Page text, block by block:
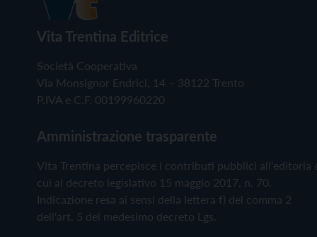
Vita Trentina Editrice
Società Cooperativa
Via Monsignor Endrici, 14 – 38122 Trento
P.IVA e C.F. 00199960220
Amministrazione trasparente
Vita Trentina percepisce i contributi pubblici all'editoria
cui al decreto legislativo 15 maggio 2017, n. 70.
Indicazione resa ai sensi della lettera f) del comma 2
dell'art. 5 del medesimo decreto Lgs.